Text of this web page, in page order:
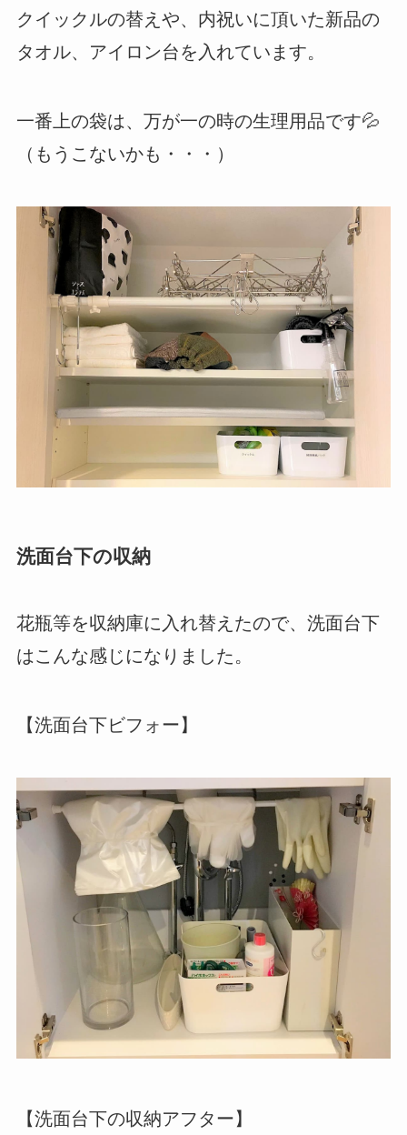
クイックルの替えや、内祝いに頂いた新品の
タオル、アイロン台を入れています。
一番上の袋は、万が一の時の生理用品です💦
（もうこないかも・・・）
洗面台下の収納
花瓶等を収納庫に入れ替えたので、洗面台下
はこんな感じになりました。
【洗面台下ビフォー】
【洗面台下の収納アフター】